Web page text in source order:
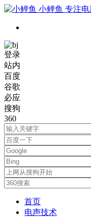
小鲤鱼 专注
登录
站内
百度
谷歌
必应
搜狗
360
首页
电声技术